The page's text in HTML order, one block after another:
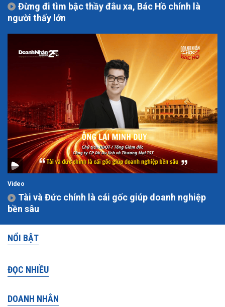
Đừng đi tìm bậc thầy đâu xa, Bác Hồ chính là
người thấy lớn
Video
Tài và Đức chính là cái gốc giúp doanh nghiệp
bền sâu
NỔI BẬT
ĐỌC NHIỀU
DOANH NHÂN